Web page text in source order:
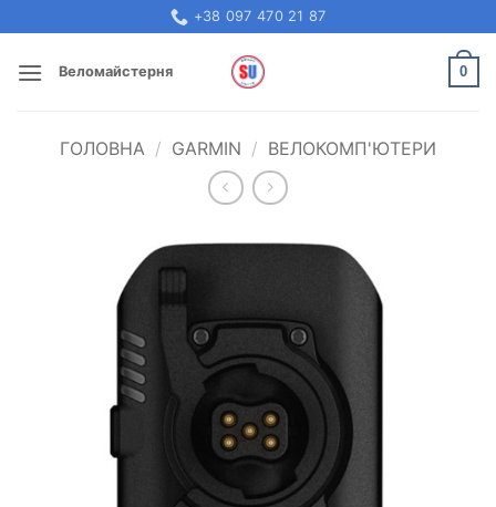
to
content
+38 097 470 21 87
Веломайстерня 0
ГОЛОВНА / GARMIN / ВЕЛОКОМП'ЮТЕРИ